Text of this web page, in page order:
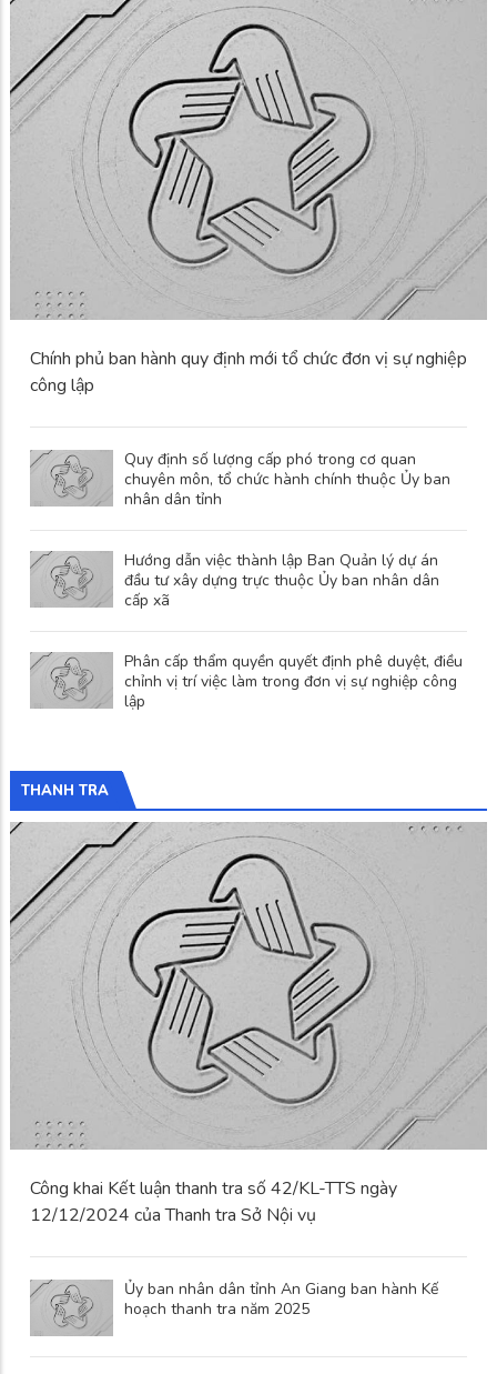
Chính phủ ban hành quy định mới tổ chức đơn vị sự nghiệp
công lập
Quy định số lượng cấp phó trong cơ quan
chuyên môn, tổ chức hành chính thuộc Ủy ban
nhân dân tỉnh
Hướng dẫn việc thành lập Ban Quản lý dự án
đầu tư xây dựng trực thuộc Ủy ban nhân dân
cấp xã
Phân cấp thẩm quyền quyết định phê duyệt, điều
chỉnh vị trí việc làm trong đơn vị sự nghiệp công
lập
THANH TRA
Công khai Kết luận thanh tra số 42/KL-TTS ngày
12/12/2024 của Thanh tra Sở Nội vụ
Ủy ban nhân dân tỉnh An Giang ban hành Kế
hoạch thanh tra năm 2025